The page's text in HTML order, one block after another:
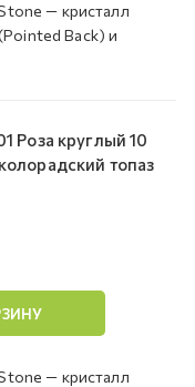
— кристалл
Back) и
Роза круглый 10
топаз
— кристалл